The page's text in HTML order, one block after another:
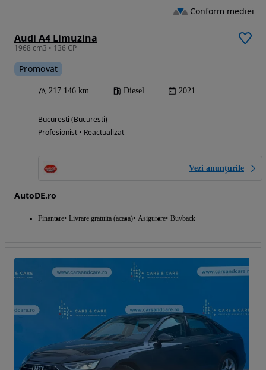
Audi A4 Limuzina
1968 cm3 • 136 CP
Promovat
217 146 km Diesel 2021
Bucuresti (Bucuresti)
Profesionist • Reactualizat
Vezi anunțurile
AutoDE.ro
Finantare Livrare gratuita (acasa) Asigurare Buyback
Conform mediei